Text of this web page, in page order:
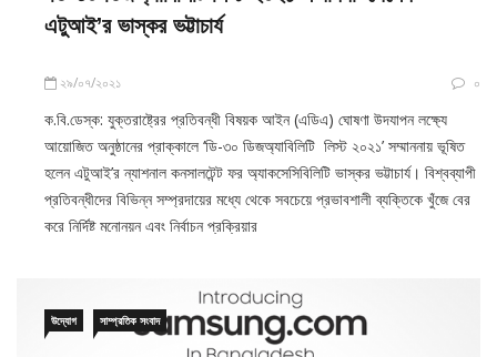
এটুআই’র ভাস্কর ভট্টাচার্য
২৯/০৭/২০২১ ০
ক.বি.ডেস্ক: যুক্তরাষ্ট্রের প্রতিবন্ধী বিষয়ক আইন (এডিএ) ঘোষণা উদযাপন লক্ষ্যে
আয়োজিত অনুষ্ঠানের প্রাক্কালে ‘ডি-৩০ ডিজঅ্যাবিলিটি লিস্ট ২০২১’ সম্মাননায় ভূষিত
হলেন এটুআই’র ন্যাশনাল কনসালটেন্ট ফর অ্যাকসেসিবিলিটি ভাস্কর ভট্টাচার্য। বিশ্বব্যাপী
প্রতিবন্ধীদের বিভিন্ন সম্প্রদায়ের মধ্যে থেকে সবচেয়ে প্রভাবশালী ব্যক্তিকে খুঁজে বের
করে নির্দিষ্ট মনোনয়ন এবং নির্বাচন প্রক্রিয়ার
উদ্যোগ সাম্প্রতিক সংবাদ